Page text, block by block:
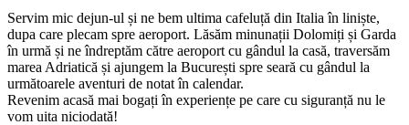
Servim mic dejun-ul și ne bem ultima cafeluță din Italia în liniște,
dupa care plecam spre aeroport. Lăsăm minunații Dolomiți și Garda
în urmă și ne îndreptăm către aeroport cu gândul la casă, traversăm
marea Adriatică și ajungem la București spre seară cu gândul la
următoarele aventuri de notat în calendar.
Revenim acasă mai bogați în experiențe pe care cu siguranță nu le
vom uita niciodată!